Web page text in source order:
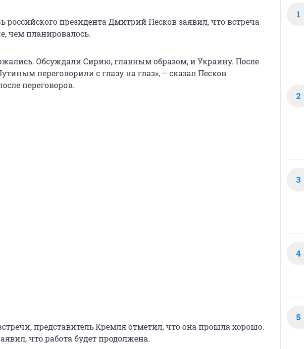
российского президента Дмитрий Песков заявил, что встреча
чем планировалось.
Обсуждали Сирию, главным образом, и Украину. После
переговорили с глазу на глаз», – сказал Песков
переговоров.
представитель Кремля отметил, что она прошла хорошо.
что работа будет продолжена.
1
2
3
4
5